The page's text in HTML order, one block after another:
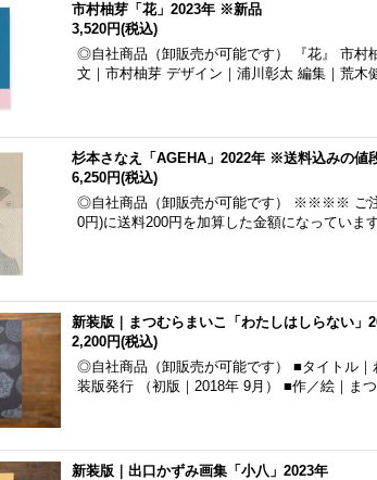
市村柚芽「花」2023年 ※新品
3,520円(税込)
◎自社商品（卸販売が可能です） 『花』 市村
文｜市村柚芽 デザイン｜浦川彰太 編集｜荒
杉本さなえ「AGEHA」2022年 ※送料込みの値
6,250円(税込)
◎自社商品（卸販売が可能です） ※※※※ ご
0円)に送料200円を加算した金額になってい
新装版｜まつむらまいこ「わたしはしらない」
2,200円(税込)
◎自社商品（卸販売が可能です） ■タイトル
装版発行 （初版｜2018年 9月） ■作／絵｜ま
新装版｜出口かずみ画集「小八」2023年